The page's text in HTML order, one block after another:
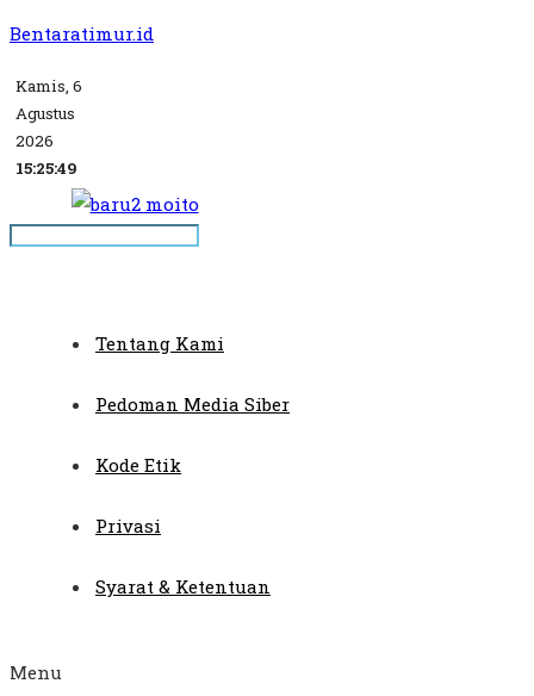
Bentaratimur.id
Kamis, 6
Agustus
2026
15:25:49
Tentang Kami
Pedoman Media Siber
Kode Etik
Privasi
Syarat & Ketentuan
Menu